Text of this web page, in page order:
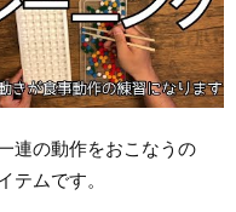
連の動作をおこなうの
テムです。